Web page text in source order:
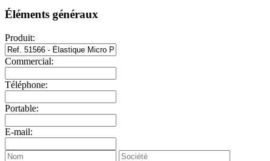
Éléments généraux
Produit:
Commercial:
Téléphone:
Portable:
E-mail: